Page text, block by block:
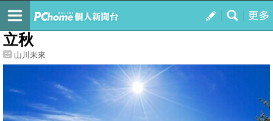
我的
最新文章
立秋
山川未來